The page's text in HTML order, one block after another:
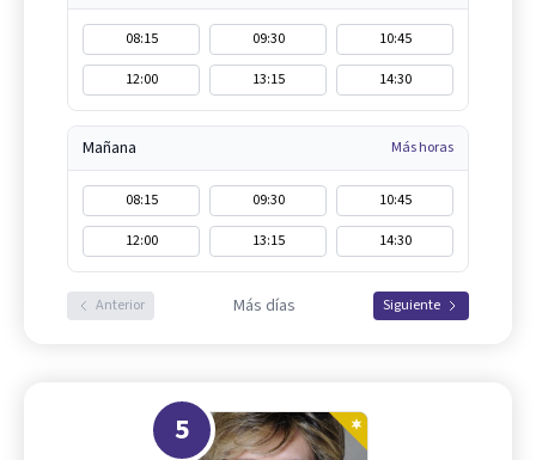
08:15 09:30
10:45
12:00
13:15 14:30
Mañana Más horas
08:15 09:30
10:45
12:00
13:15 14:30
Anterior Más días Siguiente
5